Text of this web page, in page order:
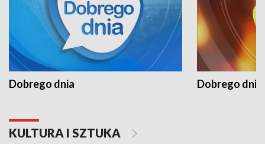
Dobrego dnia Dobrego dnia
KULTURA I SZTUKA